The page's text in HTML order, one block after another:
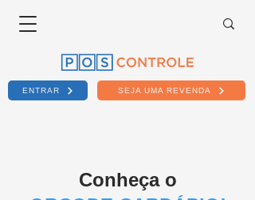
ENTRAR SEJA UMA REVENDA
Conheça o